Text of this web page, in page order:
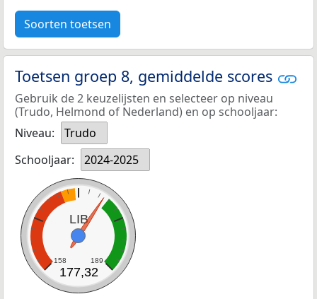
Soorten toetsen
Toetsen groep 8, gemiddelde scores
Gebruik de 2 keuzelijsten en selecteer op niveau
(Trudo, Helmond of Nederland) en op schooljaar:
Niveau:
Trudo
Schooljaar:
2024-2025
LIB
158 189
177,32